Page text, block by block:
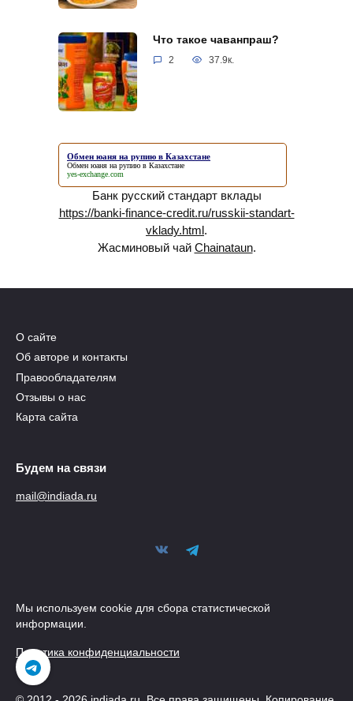
Что такое чаванпраш?
2 37.9к.
Обмен юаня на рупию в Казахстане
Обмен юаня на рупию в Казахстане
yes-exchange.com
Банк русский стандарт вклады
https://banki-finance-credit.ru/russkii-standart-
vklady.html.
Жасминовый чай Chainataun.
О сайте
Об авторе и контакты
Правообладателям
Отзывы о нас
Карта сайта
Будем на связи
mail@indiada.ru
Мы используем cookie для сбора статистической
информации.
Политика конфиденциальности